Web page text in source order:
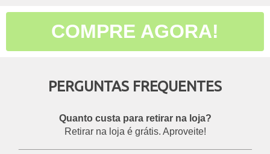
COMPRE AGORA!
PERGUNTAS FREQUENTES
Quanto custa para retirar na loja?
Retirar na loja é grátis. Aproveite!